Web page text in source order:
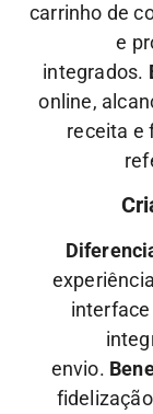
carrinho de
e
integrados.
online,
receita e
envio.